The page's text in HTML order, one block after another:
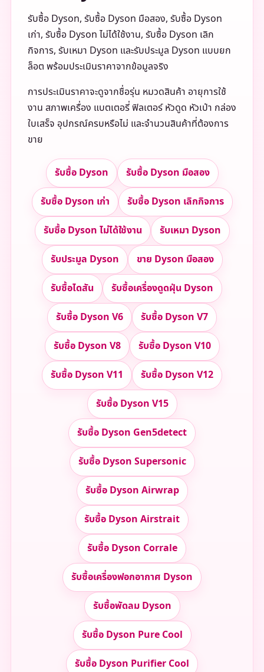
รับซื้อ Dyson, รับซื้อ Dyson มือสอง, รับซื้อ Dyson
เก่า, รับซื้อ Dyson ไม่ได้ใช้งาน, รับซื้อ Dyson เลิก
กิจการ, รับเหมา Dyson และรับประมูล Dyson แบบยก
ล็อต พร้อมประเมินราคาจากข้อมูลจริง
การประเมินราคาจะดูจากชื่อรุ่น หมวดสินค้า อายุการใช้
งาน สภาพเครื่อง แบตเตอรี่ ฟิลเตอร์ หัวดูด หัวเป่า กล่อง
ใบเสร็จ อุปกรณ์ครบหรือไม่ และจำนวนสินค้าที่ต้องการ
ขาย
รับซื้อ Dyson รับซื้อ Dyson มือสอง
รับซื้อ Dyson เก่า รับซื้อ Dyson เลิกกิจการ
รับซื้อ Dyson ไม่ได้ใช้งาน รับเหมา Dyson
รับประมูล Dyson ขาย Dyson มือสอง
รับซื้อไดสัน รับซื้อเครื่องดูดฝุ่น Dyson
รับซื้อ Dyson V6 รับซื้อ Dyson V7
รับซื้อ Dyson V8 รับซื้อ Dyson V10
รับซื้อ Dyson V11 รับซื้อ Dyson V12
รับซื้อ Dyson V15
รับซื้อ Dyson Gen5detect
รับซื้อ Dyson Supersonic
รับซื้อ Dyson Airwrap
รับซื้อ Dyson Airstrait
รับซื้อ Dyson Corrale
รับซื้อเครื่องฟอกอากาศ Dyson
รับซื้อพัดลม Dyson
รับซื้อ Dyson Pure Cool
รับซื้อ Dyson Purifier Cool